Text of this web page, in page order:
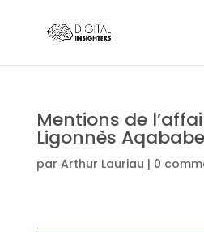
Mentions de
Ligonnès Aqababe
par Arthur Lauriau | 0